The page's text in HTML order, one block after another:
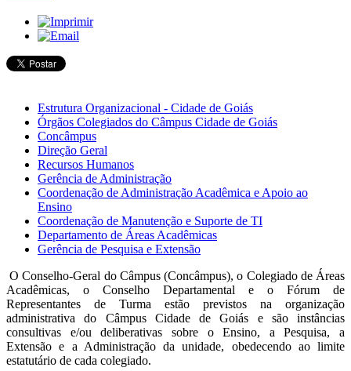
Estrutura Organizacional - Cidade de Goiás
Órgãos Colegiados do Câmpus Cidade de Goiás
Concâmpus
Direção Geral
Recursos Humanos
Gerência de Administração
Coordenação de Administração Acadêmica e Apoio ao
Ensino
Coordenação de Manutenção e Suporte de TI
Departamento de Áreas Acadêmicas
Gerência de Pesquisa e Extensão
O Conselho-Geral do Câmpus (Concâmpus), o Colegiado de Áreas
Acadêmicas, o Conselho Departamental e o Fórum de
Representantes de Turma estão previstos na organização
administrativa do Câmpus Cidade de Goiás e são instâncias
consultivas e/ou deliberativas sobre o Ensino, a Pesquisa, a
Extensão e a Administração da unidade, obedecendo ao limite
estatutário de cada colegiado.